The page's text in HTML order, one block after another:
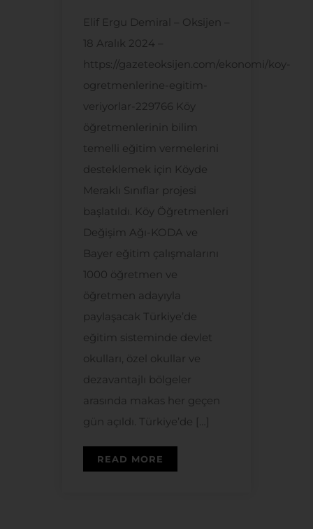
Elif Ergu Demiral – Oksijen –
18 Aralık 2024 –
https://gazeteoksijen.com/ekonomi/koy-
ogretmenlerine-egitim-
veriyorlar-229766 Köy
öğretmenlerinin bilim
temelli eğitim vermelerini
desteklemek için Köyde
Meraklı Sınıflar projesi
başlatıldı. Köy Öğretmenleri
Değişim Ağı-KODA ve
Bayer eğitim çalışmalarını
1000 öğretmen ve
öğretmen adayıyla
paylaşacak Türkiye’de
eğitim sisteminde devlet
okulları, özel okullar ve
dezavantajlı bölgeler
arasında makas her geçen
gün açıldı. Türkiye’de […]
READ MORE